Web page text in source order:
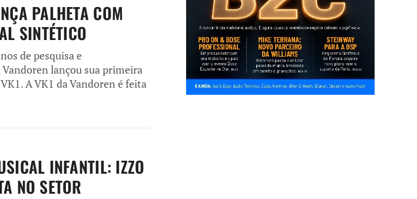
PALHETA COM
SINTÉTICO
de pesquisa e
lançou sua primeira
A VK1 da Vandoren é feita
INFANTIL: IZZO
NO SETOR